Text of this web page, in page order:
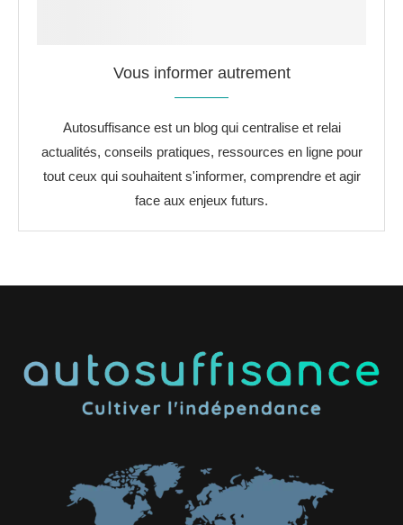
Vous informer autrement
Autosuffisance est un blog qui centralise et relai
actualités, conseils pratiques, ressources en ligne pour
tout ceux qui souhaitent s'informer, comprendre et agir
face aux enjeux futurs.